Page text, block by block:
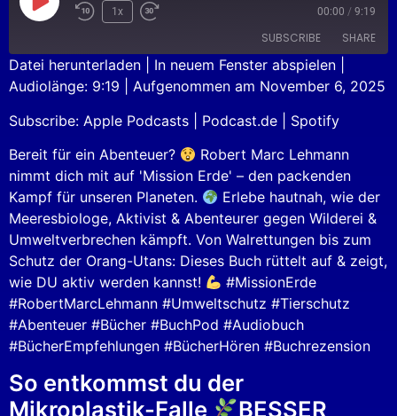
1x 00:00 / 9:19
SUBSCRIBE SHARE
Apple Podcasts Podcast.de
Spotify
RSS FEED
SHARE
LINK
EMBED
Datei herunterladen In neuem Fenster abspielen
Audiolänge: 9:19
Aufgenommen am November 6, 2025
Subscribe: Apple Podcasts Podcast.de
Spotify
Bereit für ein Abenteuer?
Robert Marc Lehmann
nimmt dich mit auf 'Mission Erde' – den packenden
Kampf für unseren Planeten.
Erlebe hautnah, wie der
Meeresbiologe, Aktivist & Abenteurer gegen Wilderei &
Umweltverbrechen kämpft. Von Walrettungen bis zum
Schutz der Orang-Utans: Dieses Buch rüttelt auf & zeigt,
wie DU aktiv werden kannst!
#MissionErde
#RobertMarcLehmann #Umweltschutz #Tierschutz
#Abenteuer #Bücher #BuchPod #Audiobuch
#BücherEmpfehlungen #BücherHören #Buchrezension
So entkommst du der
Mikroplastik-Falle
BESSER